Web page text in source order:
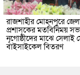
রাজশাহীর মোহনপুরে
প্রশাসকের মতবিনিময়
নৃগোষ্ঠীদের মাঝে সেলাই
বাইসাইকেল বিতরণ